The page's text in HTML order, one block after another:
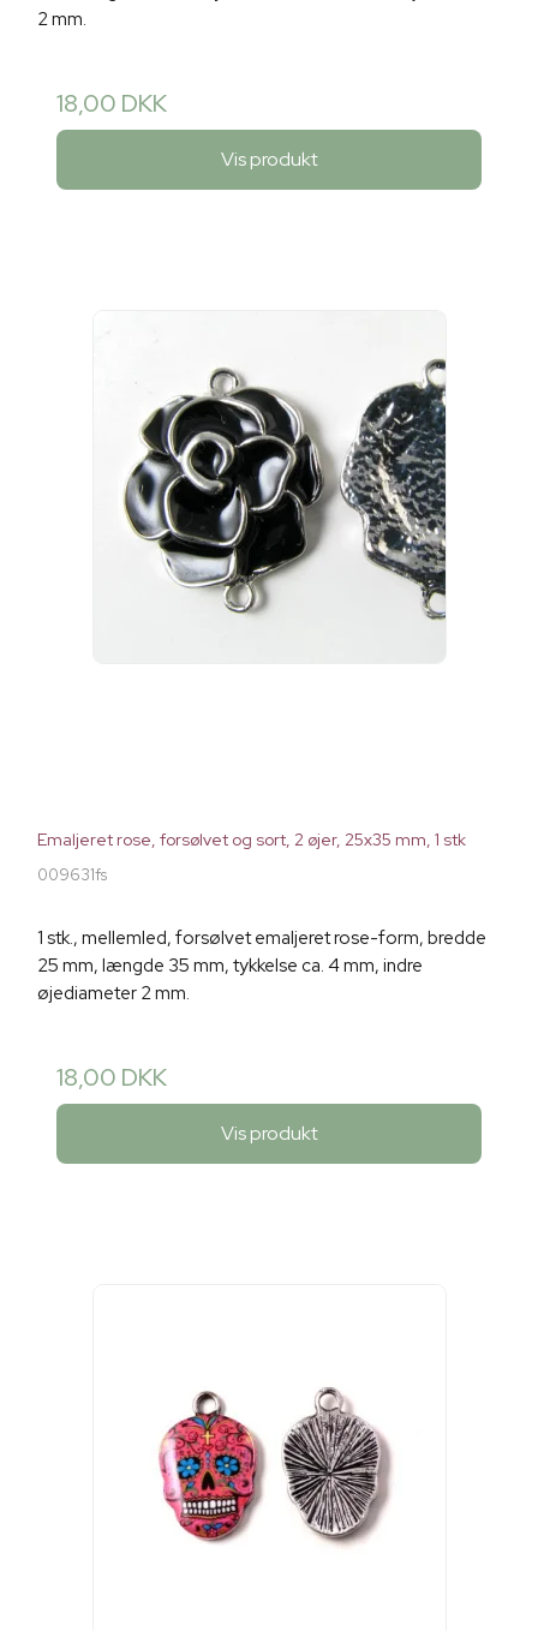
2 mm.
18,00 DKK
Vis produkt
Emaljeret rose, forsølvet og sort, 2 øjer, 25x35 mm, 1 stk
009631fs
1 stk., mellemled, forsølvet emaljeret rose-form, bredde
25 mm, længde 35 mm, tykkelse ca. 4 mm, indre
øjediameter 2 mm.
18,00 DKK
Vis produkt